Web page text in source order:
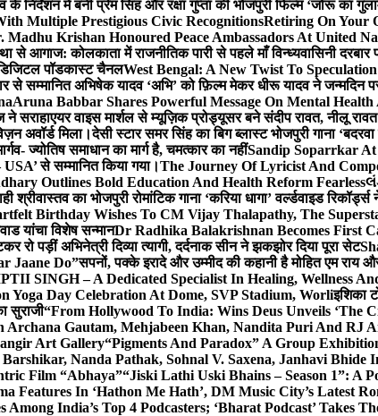
के निर्देशन में बनी प्रेम सिंह और रक्षा गुप्ता की भोजपुरी फिल्म ‘जोरू का
Multiple Prestigious Civic RecognitionsRetiring On Your
Madhu Krishan Honoured Peace Ambassadors At United
से आगाज: कोलकाता में राजनीतिक पारी से पहले माँ विन्ध्यवासिनी दरबार
पॉडकास्ट चैनलWest Bengal: A New Twist To
से सम्मानित अभिषेक यादव ‘अभि’ को फ़िल्म मेकर धीरू यादव ने जन्मदिन पर
Aruna Babbar Shares Powerful Message On Mental
ने सराहाएयर वाइस मार्शल से म्यूज़िक प्रोड्यूसर बने संदीप रावत, नीलू
अवॉर्ड मिला।देसी स्टार समर सिंह का बिग ब्लास्ट भोजपुरी गाना
ज्योतिष समाधान का मार्ग है, चमत्कार का नहींSandip Soparrkar
से सम्मानित किया गया।The Journey Of Lyricist And
Outlines Bold Education And Health Reform Fearless
का भोजपुरी रोमांटिक गाना ‘करिया धागा’ वर्ल्डवाइड रिकॉर्ड्स
Birthday Wishes To CM Vijay Thalapathy, The
यांचा विशेष सन्मानDr Radhika Balakrishnan Becomes First
रो पड़ीं अभिनेत्री दिव्या त्यागी, दर्दनाक सीन ने झकझोर दिया पूरा सेट
Jaane Do”सपनों, पक्के इरादे और उम्मीद की कहानी है मोहित एम राय
SINGH – A Dedicated Specialist In Healing, Wellness
Yoga Day Celebration At Dome, SVP Stadium, Worliइशिका
सुराजी“From Hollywood To India: Wins Deus Unveils ‘The
Archana Gautam, Mehjabeen Khan, Nandita Puri And RJ
Art Gallery“Pigments And Paradox” A Group
Nanda Pathak, Sohnal V. Saxena, Janhavi Bhide
Film “Abhaya”“Jiski Lathi Uski Bhains – Season 1”: A
Features In ‘Hathon Me Hath’, DM Music City’s Latest
Among India’s Top 4 Podcasters; ‘Bharat Podcast’ Takes